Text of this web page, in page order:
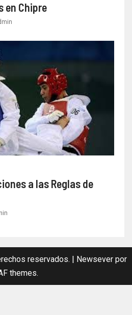
en Chipre
a las Reglas de
reservados. Newseverpor
themes.